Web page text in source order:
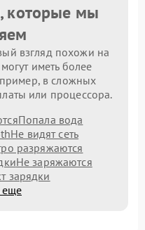
которые мы
взгляд похожи на
иметь более
в сложных
или процессора.
Попала вода
Не видят сеть
разряжаются
Не заряжаются
зарядки
еще